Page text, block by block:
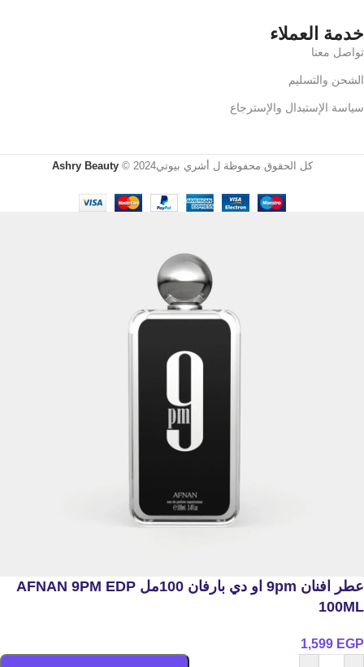
خدمة العملاء
تواصل معنا
الشحن والتسليم
سياسة الإستبدال والإسترجاع
كل الحقوق محفوظة ل أشري بيوتي2024 © Ashry Beauty
عطر افنان 9pm او دي بارفان 100مل AFNAN 9PM EDP
100ML
1,599 EGP